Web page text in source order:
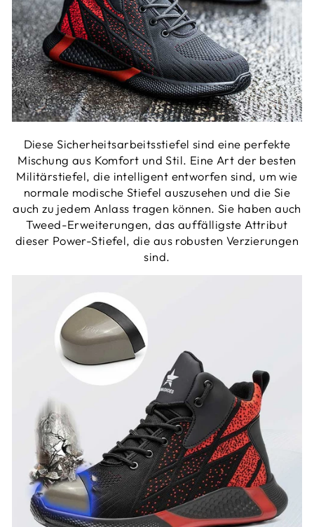
Diese Sicherheitsarbeitsstiefel sind eine perfekte
Mischung aus Komfort und Stil. Eine Art der besten
Militärstiefel, die intelligent entworfen sind, um wie
normale modische Stiefel auszusehen und die Sie
auch zu jedem Anlass tragen können. Sie haben auch
Tweed-Erweiterungen, das auffälligste Attribut
dieser Power-Stiefel, die aus robusten Verzierungen
sind.